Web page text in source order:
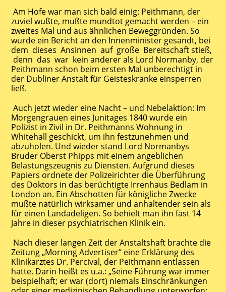
Am Hofe war man sich bald einig: Peithmann, der
zuviel wußte, mußte mundtot gemacht werden – ein
zweites Mal und aus ähnlichen Beweggründen. So
wurde ein Bericht an den Innenminister gesandt, bei
dem dieses Ansinnen auf große Bereitschaft stieß,
denn das war kein anderer als Lord Normanby, der
Peithmann schon beim ersten Mal unberechtigt in
der Dubliner Anstalt für Geisteskranke einsperren
ließ.
Auch jetzt wieder eine Nacht – und Nebelaktion: Im
Morgengrauen eines Junitages 1840 wurde ein
Polizist in Zivil in Dr. Peithmanns Wohnung in
Whitehall geschickt, um ihn festzunehmen und
abzuholen. Und wieder stand Lord Normanbys
Bruder Oberst Phipps mit einem angeblichen
Belastungszeugnis zu Diensten. Aufgrund dieses
Papiers ordnete der Polizeirichter die Überführung
des Doktors in das berüchtigte Irrenhaus Bedlam in
London an. Ein Abschotten für königliche Zwecke
mußte natürlich wirksamer und anhaltender sein als
für einen Landadeligen. So behielt man ihn fast 14
Jahre in dieser psychiatrischen Klinik ein.
Nach dieser langen Zeit der Anstaltshaft brachte die
Zeitung „Morning Advertiser“ eine Erklärung des
Klinikarztes Dr. Percival, der Peithmann entlassen
hatte. Darin heißt es u.a.: „Seine Führung war immer
beispielhaft; er war (dort) niemals Einschränkungen